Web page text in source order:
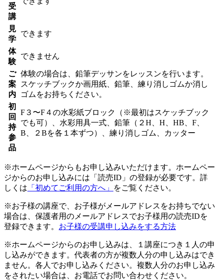
受
講
見
学
できます
体
験
できません
ご
案
内
体験の場合は、鉛筆デッサンをレッスンを行います。
スケッチブックか画用紙、鉛筆、練り消しゴムか消し
ゴムをお持ちください。
初
回
持
参
品
F３〜F４の水彩紙ブロック（※最初はスケッチブック
でも可）、水彩用具一式、鉛筆（２H、H、HB、F、
B、２Bを各１本ずつ）、練り消しゴム、カッター
※ホームページからもお申し込みいただけます。ホームペー
ジからのお申し込みには「読売ID」の登録が必要です。詳
しくは 「初めてご利用の方へ」 をご覧ください。
※お子様の講座で、お子様がメールアドレスをお持ちでない
場合は、保護者用のメールアドレスでお子様用の読売IDを
登録できます。 お子様の受講申し込みをする方法
※ホームページからのお申し込みは、１講座につき１人の申
し込みができます。代表者の方が複数人分の申し込みはでき
ません。各人でお申し込みください。複数人分のお申し込み
をされたい場合は、お電話でお問い合わせください。